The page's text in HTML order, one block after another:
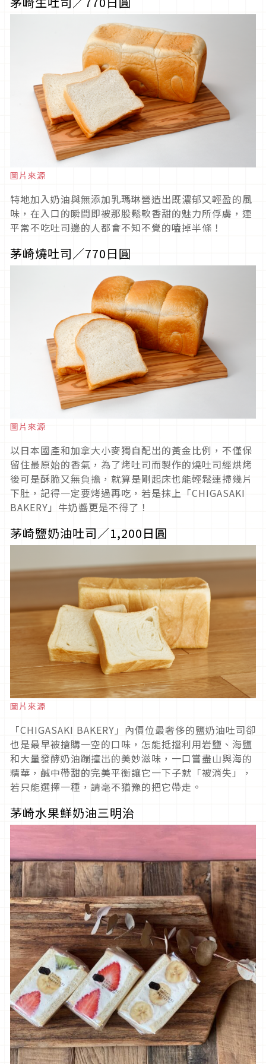
圖片來源
特地加入奶油與無添加乳瑪琳營造出既濃郁又輕盈的風
味，在入口的瞬間即被那股鬆軟香甜的魅力所俘虜，連
平常不吃吐司邊的人都會不知不覺的嗑掉半條！
茅崎燒吐司／770日圓
圖片來源
以日本國產和加拿大小麥獨自配出的黃金比例，不僅保
留住最原始的香氣，為了烤吐司而製作的燒吐司經烘烤
後可是酥脆又無負擔，就算是剛起床也能輕鬆連掃幾片
下肚，記得一定要烤過再吃，若是抹上「CHIGASAKI
BAKERY」牛奶醬更是不得了！
茅崎鹽奶油吐司／1,200日圓
圖片來源
「CHIGASAKI BAKERY」內價位最奢侈的鹽奶油吐司卻
也是最早被搶購一空的口味，怎能抵擋利用岩鹽、海鹽
和大量發酵奶油蹦撞出的美妙滋味，一口嘗盡山與海的
精華，鹹中帶甜的完美平衡讓它一下子就「被消失」，
若只能選擇一種，請毫不猶豫的把它帶走。
茅崎水果鮮奶油三明治